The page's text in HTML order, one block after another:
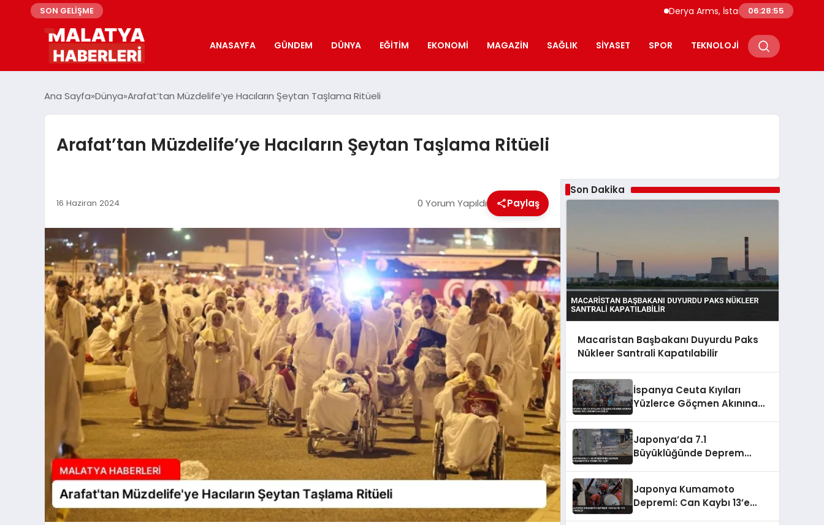
SON GELİŞME Derya Arms, İstanbul Prohunt 2026’da
06:28:56
ANASAYFA GÜNDEM DÜNYA EĞITIM EKONOMI MAGAZIN SAĞLIK SIYASET SPOR TEKNOLOJI
Ana Sayfa Dünya Arafat’tan Müzdelife’ye Hacıların Şeytan Taşlama Ritüeli
Arafat’tan Müzdelife’ye Hacıların Şeytan Taşlama Ritüeli
16 Haziran 2024 0 Yorum Yapıldı Paylaş
Son Dakika
Macaristan Başbakanı Duyurdu Paks
Nükleer Santrali Kapatılabilir
İspanya Ceuta Kıyıları
Yüzlerce Göçmen Akınına
Japonya’da 7.1
Büyüklüğünde Deprem
Japonya Kumamoto
Depremi: Can Kaybı 13’e